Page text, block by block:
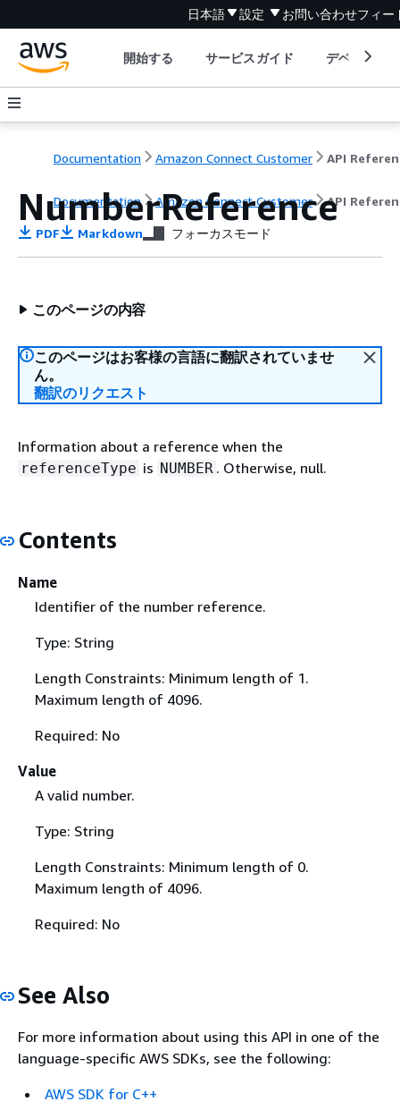
日本語 設定 お問い合わせフィー
開始する サービスガイド デベロッパ
Documentation Amazon Connect Customer API
Documentation Amazon Connect Customer API
NumberReference
PDF Markdown フォーカスモード
このページの内容
このページはお客様の言語に翻訳されていませ
ん。
翻訳のリクエスト
Information about a reference when the
referenceType is NUMBER . Otherwise, null.
Contents
Name
Identifier of the number reference.
Type: String
Length Constraints: Minimum length of 1.
Maximum length of 4096.
Required: No
Value
A valid number.
Type: String
Length Constraints: Minimum length of 0.
Maximum length of 4096.
Required: No
See Also
For more information about using this API in one of the
language-specific AWS SDKs, see the following:
AWS SDK for C++